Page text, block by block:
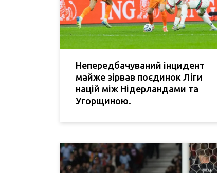
Непередбачуваний інцидент
майже зірвав поєдинок Ліги
націй між Нідерландами та
Угорщиною.